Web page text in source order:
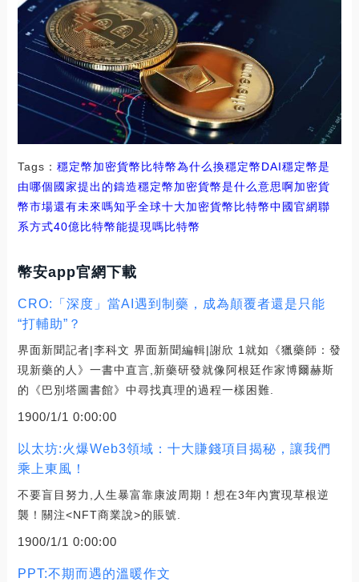
Tags： 穩定幣加密貨幣 比特幣為什么換穩定幣DAI穩定幣是
由哪個國家提出的鑄造穩定幣加密貨幣是什么意思啊加密貨
幣市場還有未來嗎知乎全球十大加密貨幣比特幣中國官網聯
系方式40億比特幣能提現嗎比特幣
幣安app官網下載
CRO:「深度」當AI遇到制藥，成為顛覆者還是只能
“打輔助”？
界面新聞記者|李科文 界面新聞編輯|謝欣 1就如《獵藥師：發
現新藥的人》一書中直言,新藥研發就像阿根廷作家博爾赫斯
的《巴別塔圖書館》中尋找真理的過程一樣困難.
1900/1/1 0:00:00
以太坊:火爆Web3領域：十大賺錢項目揭秘，讓我們
乘上東風！
不要盲目努力,人生暴富靠康波周期！想在3年內實現草根逆
襲！關注<NFT商業說>的賬號.
1900/1/1 0:00:00
PPT:不期而遇的溫暖作文